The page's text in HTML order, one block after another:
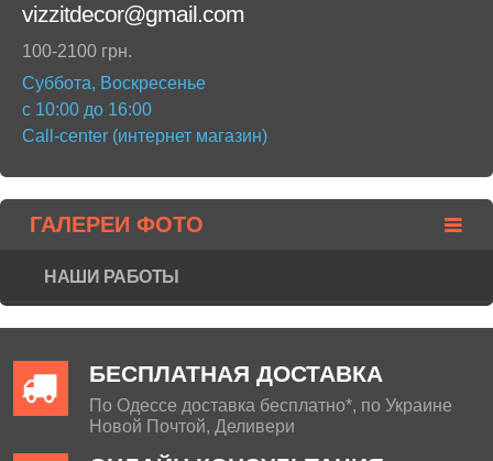
vizzitdecor@gmail.com
100-2100 грн.
Суббота, Воскресенье
с 10:00 до 16:00
Call-center (интернет магазин)
ГАЛЕРЕИ ФОТО
НАШИ РАБОТЫ
БЕСПЛАТНАЯ ДОСТАВКА
По Одессе доставка бесплатно*, по Украине
Новой Почтой, Деливери